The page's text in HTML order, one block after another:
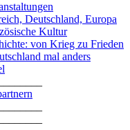
Deutschland, Europa
Kultur
von Krieg zu Frieden
mal anders